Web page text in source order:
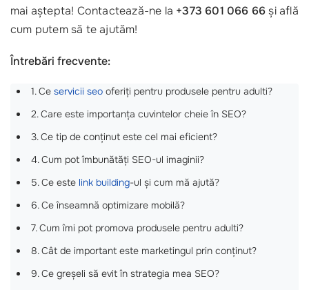
mai aștepta! Contactează-ne la +373 601 066 66și află
cum putem să te ajutăm!
Întrebări frecvente:
1. Ce servicii seo oferiți pentru produsele pentru adulti?
2. Care este importanța cuvintelor cheie în SEO?
3. Ce tip de conținut este cel mai eficient?
4. Cum pot îmbunătăți SEO-ul imaginii?
5. Ce este link building-ul și cum mă ajută?
6. Ce înseamnă optimizare mobilă?
7. Cum îmi pot promova produsele pentru adulti?
8. Cât de important este marketingul prin conținut?
9. Ce greșeli să evit în strategia mea SEO?